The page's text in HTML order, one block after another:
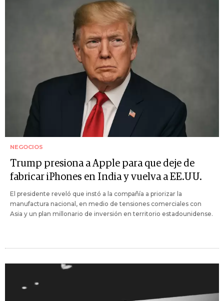
NEGOCIOS
Trump presiona a Apple para que deje de
fabricar iPhones en India y vuelva a EE.UU.
El presidente reveló que instó a la compañía a priorizar la
manufactura nacional, en medio de tensiones comerciales con
Asia y un plan millonario de inversión en territorio estadounidense.